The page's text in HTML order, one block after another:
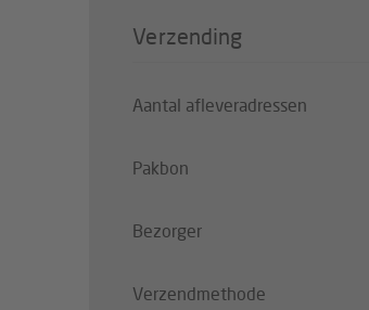
Verzending
Aantal afleveradressen
Pakbon
Bezorger
Verzendmethode